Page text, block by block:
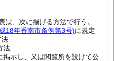
は、次に揚げる方法で行う。
18年香南市条例第3号)に規定
法
法
掲示し、又は閲覧所を設けて公